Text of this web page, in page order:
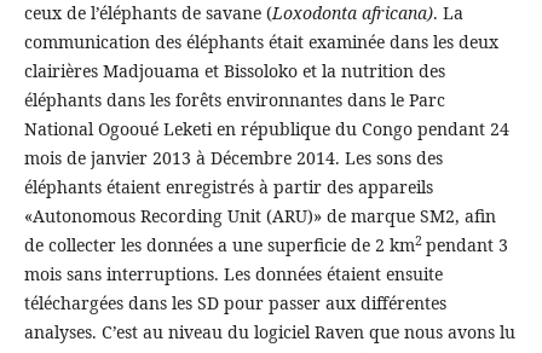
ceux de l’éléphants de savane (Loxodonta africana). La
communication des éléphants était examinée dans les deux
clairières Madjouama et Bissoloko et la nutrition des
éléphants dans les forêts environnantes dans le Parc
National Ogooué Leketi en république du Congo pendant 24
mois de janvier 2013 à Décembre 2014. Les sons des
éléphants étaient enregistrés à partir des appareils
«Autonomous Recording Unit (ARU)» de marque SM2, afin
de collecter les données a une superficie de 2 km2 pendant 3
mois sans interruptions. Les données étaient ensuite
téléchargées dans les SD pour passer aux différentes
analyses. C’est au niveau du logiciel Raven que nous avons lu